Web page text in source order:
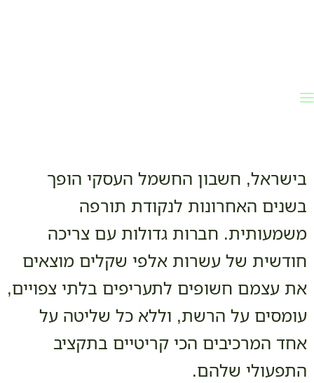
בישראל, חשבון החשמל העסקי הופך
בשנים האחרונות לנקודת תורפה
משמעותית. חברות גדולות עם צריכה
חודשית של עשרות אלפי שקלים מוצאים
את עצמם חשופים לתעריפים בלתי צפויים,
עומסים על הרשת, וללא כל שליטה על
אחד המרכיבים הכי קריטיים בתקציב
התפעולי שלהם.